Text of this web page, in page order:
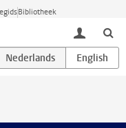
Bibliotheek
toggle